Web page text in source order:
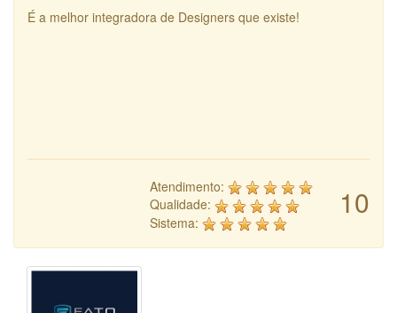
É a melhor integradora de Designers que existe!
10
Atendimento:
Qualidade:
Sistema: